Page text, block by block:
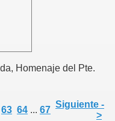
Homenaje del Pte.
63 64 ... 67
Siguiente -
>